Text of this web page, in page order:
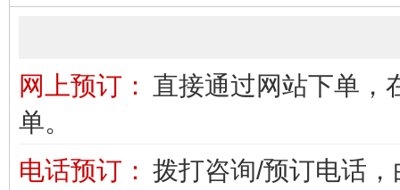
网上预订： 直接通过网站下单，
单。
电话预订： 拨打咨询/预订电话